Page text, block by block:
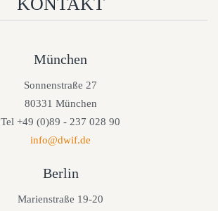
München
Sonnenstraße 27
80331 München
Tel +49 (0)89 - 237 028 90
info@dwif.de
Berlin
Marienstraße 19-20